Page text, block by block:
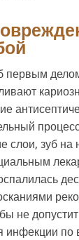
первым
слои, зуб на
не
инфекции по